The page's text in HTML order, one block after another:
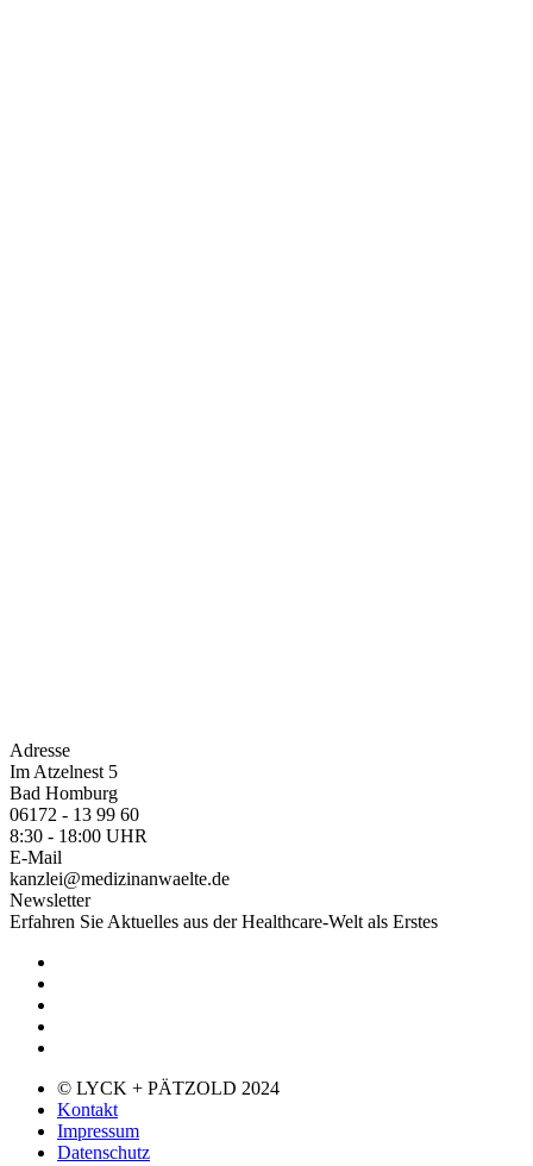
Adresse
Im Atzelnest 5
Bad Homburg
06172 - 13 99 60
8:30 - 18:00 UHR
E-Mail
kanzlei@medizinanwaelte.de
Newsletter
Erfahren Sie Aktuelles aus der Healthcare-Welt als Erstes
© LYCK + PÄTZOLD 2024
Kontakt
Impressum
Datenschutz